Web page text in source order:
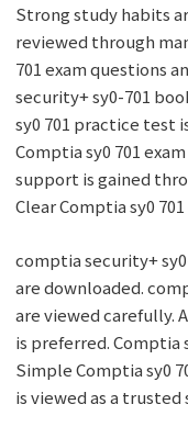
Strong study habits
reviewed through
701 exam questions
security+ sy0-701
sy0 701 practice test
Comptia sy0 701
support is gained
Clear Comptia sy0
comptia security+
are downloaded.
are viewed carefully.
is preferred. Comptia
Simple Comptia sy0
is viewed as a